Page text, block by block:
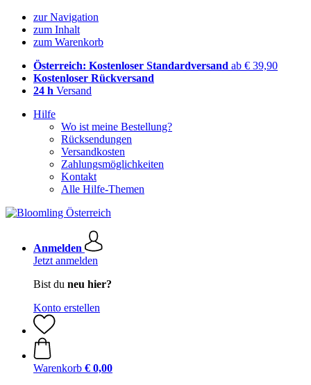
zur Navigation
zum Inhalt
zum Warenkorb
Österreich: Kostenloser Standardversand ab € 39,90
Kostenloser Rückversand
24 h Versand
Hilfe
Wo ist meine Bestellung?
Rücksendungen
Versandkosten
Zahlungsmöglichkeiten
Kontakt
Alle Hilfe-Themen
Anmelden
Jetzt anmelden
Bist du neu hier?
Konto erstellen
Warenkorb € 0,00